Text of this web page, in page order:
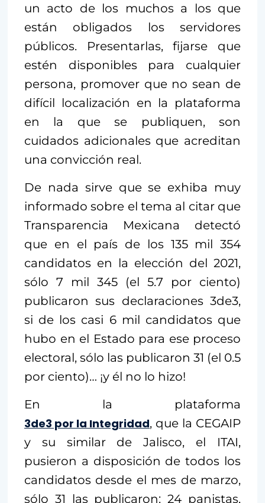
un acto de los muchos a los que
están obligados los servidores
públicos. Presentarlas, fijarse que
estén disponibles para cualquier
persona, promover que no sean de
difícil localización en la plataforma
en la que se publiquen, son
cuidados adicionales que acreditan
una convicción real.
De nada sirve que se exhiba muy
informado sobre el tema al citar que
Transparencia Mexicana detectó
que en el país de los 135 mil 354
candidatos en la elección del 2021,
sólo 7 mil 345 (el 5.7 por ciento)
publicaron sus declaraciones 3de3,
si de los casi 6 mil candidatos que
hubo en el Estado para ese proceso
electoral, sólo las publicaron 31 (el 0.5
por ciento)… ¡y él no lo hizo!
En la plataforma
3de3 por la Integridad, que la CEGAIP
y su similar de Jalisco, el ITAI,
pusieron a disposición de todos los
candidatos desde el mes de marzo,
sólo 31 las publicaron: 24 panistas,